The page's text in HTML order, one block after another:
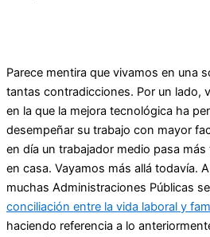
Parece mentira que vivamos en una
tantas contradicciones. Por un lado,
en la que la mejora tecnológica ha
desempeñar su trabajo con mayor
en día un trabajador medio pasa
en casa. Vayamos más allá todavía.
muchas Administraciones Públicas
conciliación entre la vida laboral y
haciendo referencia a lo